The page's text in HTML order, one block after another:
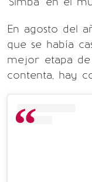
En agosto del
que se había
mejor etapa de
contenta, hay